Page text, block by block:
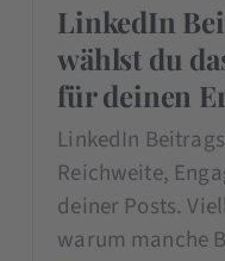
LinkedIn
wählst du
für deinen
LinkedIn
Reichweite,
deiner Posts.
warum manche